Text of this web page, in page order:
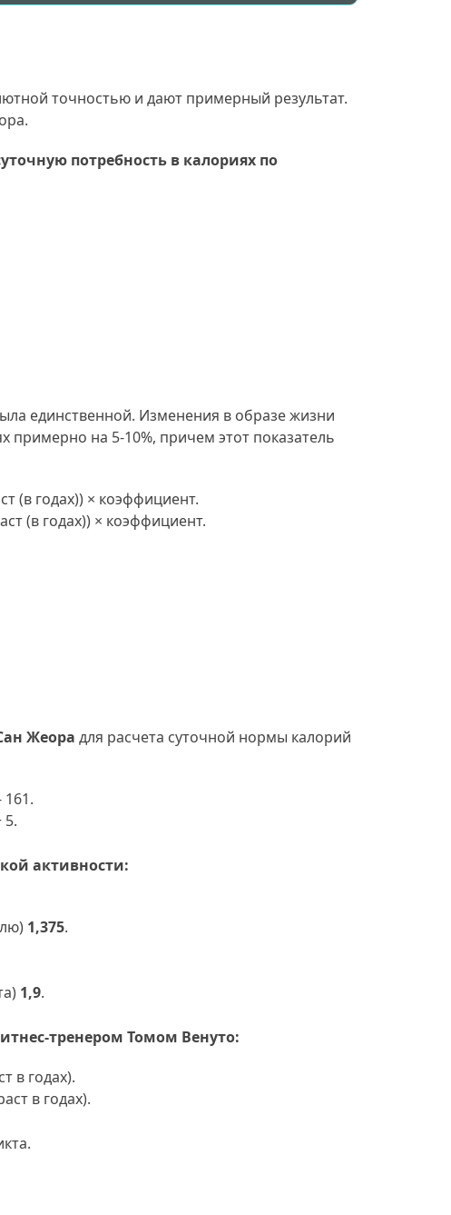
точностью и дают примерный результат.
потребность в калориях по
единственной. Изменения в образе жизни
примерно на 5-10%, причем этот показатель
(в годах)) × коэффициент.
(в годах)) × коэффициент.
Жеора для расчета суточной нормы калорий
161.
5.
активности:
1,375.
1,9.
тренером Томом Венуто:
в годах).
в годах).